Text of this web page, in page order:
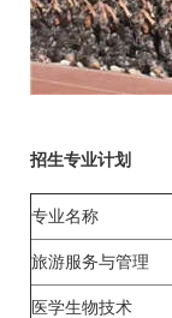
招生专业计划
专业名称
旅游服务与管理
医学生物技术